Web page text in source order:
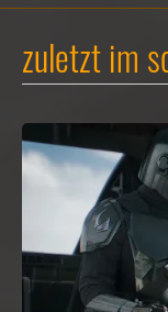
zuletzt im